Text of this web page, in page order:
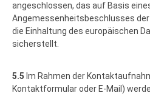
angeschlossen, das auf Basis
Angemessenheitsbeschlusses
die Einhaltung des europäischen
sicherstellt.
5.5 Im Rahmen der
Kontaktformular oder E-Mail)